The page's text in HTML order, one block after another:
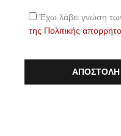
Έχω λάβει γνώση
της Πολιτικής